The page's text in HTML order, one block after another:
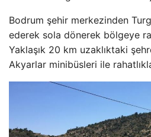
Bodrum şehir merkezinden
ederek sola dönerek bölgeye
Yaklaşık 20 km uzaklıktaki
Akyarlar minibüsleri ile